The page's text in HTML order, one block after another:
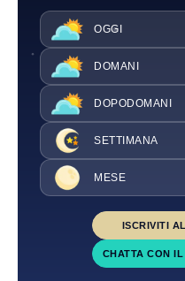
OGGI
DOMANI
DOPODOMANI
SETTIMANA
MESE
ISCRIVITI
CHATTA CON